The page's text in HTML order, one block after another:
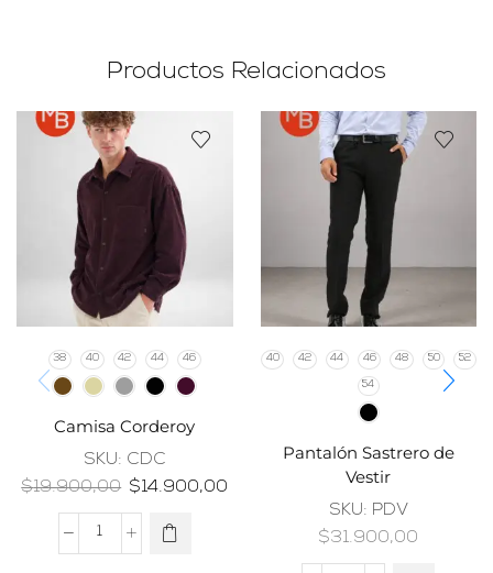
Productos Relacionados
38 40 42 44 46
Camisa Corderoy
SKU: CDC
$19.900,00 $14.900,00
40 42 44 46 48 50 52
54
Pantalón Sastrero de
Vestir
SKU: PDV
$31.900,00